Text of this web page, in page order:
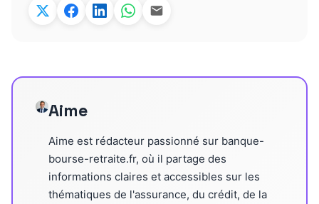
Aime
Aime est rédacteur passionné sur banque-
bourse-retraite.fr, où il partage des
informations claires et accessibles sur les
thématiques de l'assurance, du crédit, de la